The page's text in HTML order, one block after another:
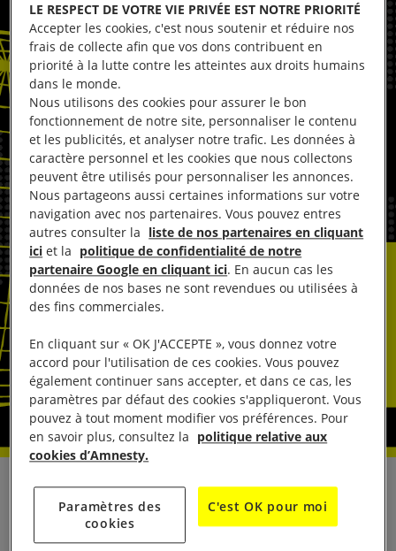
Les autorités de l’État d’Oaxaca se sont abstenues
d’adopter un Programme pour la recherche des
personnes disparues dans cet État, plus d’un an
LE RESPECT DE VOTRE VIE PRIVÉE EST NOTRE PRIORITÉ
Accepter les cookies, c'est nous soutenir et réduire nos
frais de collecte afin que vos dons contribuent en
priorité à la lutte contre les atteintes aux droits humains
dans le monde.
Nous utilisons des cookies pour assurer le bon
fonctionnement de notre site, personnaliser le contenu
et les publicités, et analyser notre trafic. Les données à
caractère personnel et les cookies que nous collectons
peuvent être utilisés pour personnaliser les annonces.
Nous partageons aussi certaines informations sur votre
navigation avec nos partenaires. Vous pouvez entres
autres consulter la liste de nos partenaires en cliquant
ici et la politique de confidentialité de notre
partenaire Google en cliquant ici. En aucun cas les
données de nos bases ne sont revendues ou utilisées à
des fins commerciales.
En cliquant sur « OK J'ACCEPTE », vous donnez votre
accord pour l'utilisation de ces cookies. Vous pouvez
également continuer sans accepter, et dans ce cas, les
paramètres par défaut des cookies s'appliqueront. Vous
pouvez à tout moment modifier vos préférences. Pour
en savoir plus, consultez la politique relative aux
cookies d’Amnesty.
Paramètres des
cookies
C'est OK pour moi